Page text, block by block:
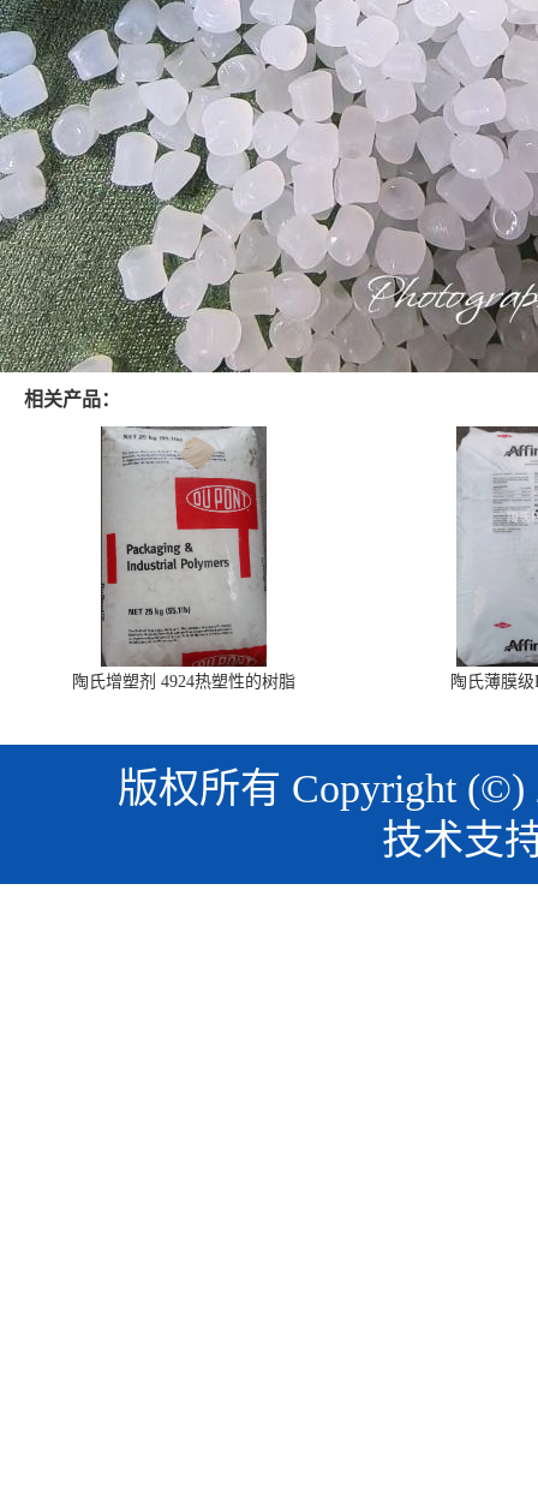
相关产品：
陶氏增塑剂 4924热塑性的树脂 陶氏薄膜级
版权所有 Copyright
技术支